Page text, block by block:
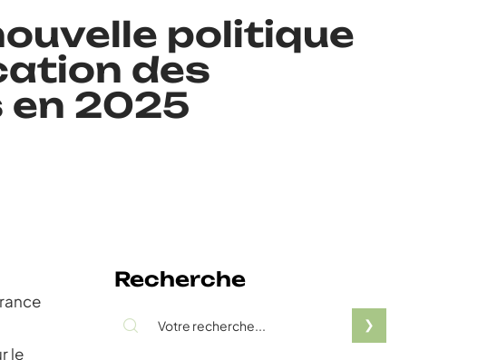
politique
des
2025
le
Recherche